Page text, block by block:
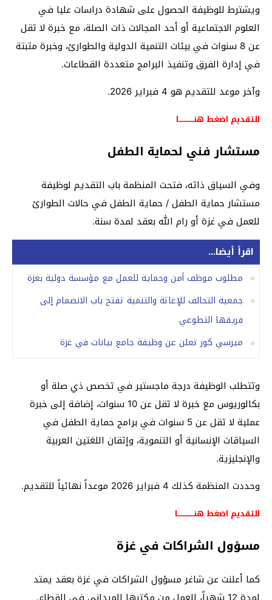
ويشترط للوظيفة الحصول على شهادة دراسات عليا في
العلوم الاجتماعية أو أحد المجالات ذات الصلة، مع خبرة لا تقل
عن 8 سنوات في بيئات التنمية الدولية والطوارئ، وخبرة مثبتة
في إدارة الفرق وتنفيذ البرامج متعددة القطاعات.
وآخر موعد للتقديم هو 4 فبراير 2026.
للتقديم اضغط هنــــــــــــا
مستشار فني لحماية الطفل
وفي السياق ذاته، فتحت المنظمة باب التقديم لوظيفة
مستشار حماية الطفل / حماية الطفل في حالات الطوارئ
للعمل في غزة أو رام الله بعقد لمدة سنة.
اقرأ أيضا...
مطلوب موظف أمن وحماية للعمل مع مؤسسة دولية بغزة
جمعية التحالف للإغاثة والتنمية تفتح باب الانضمام إلى
فريقها التطوعي
ميرسي كور تعلن عن وظيفة جامع بيانات في غزة
وتتطلب الوظيفة درجة ماجستير في تخصص ذي صلة أو
بكالوريوس مع خبرة لا تقل عن 10 سنوات، إضافة إلى خبرة
عملية لا تقل عن 5 سنوات في برامج حماية الطفل في
السياقات الإنسانية أو التنموية، وإتقان اللغتين العربية
والإنجليزية.
وحددت المنظمة كذلك 4 فبراير 2026 موعداً نهائياً للتقديم.
للتقديم اضغط هنـــــــــــــا
مسؤول الشراكات في غزة
كما أعلنت عن شاغر مسؤول الشراكات في غزة بعقد يمتد